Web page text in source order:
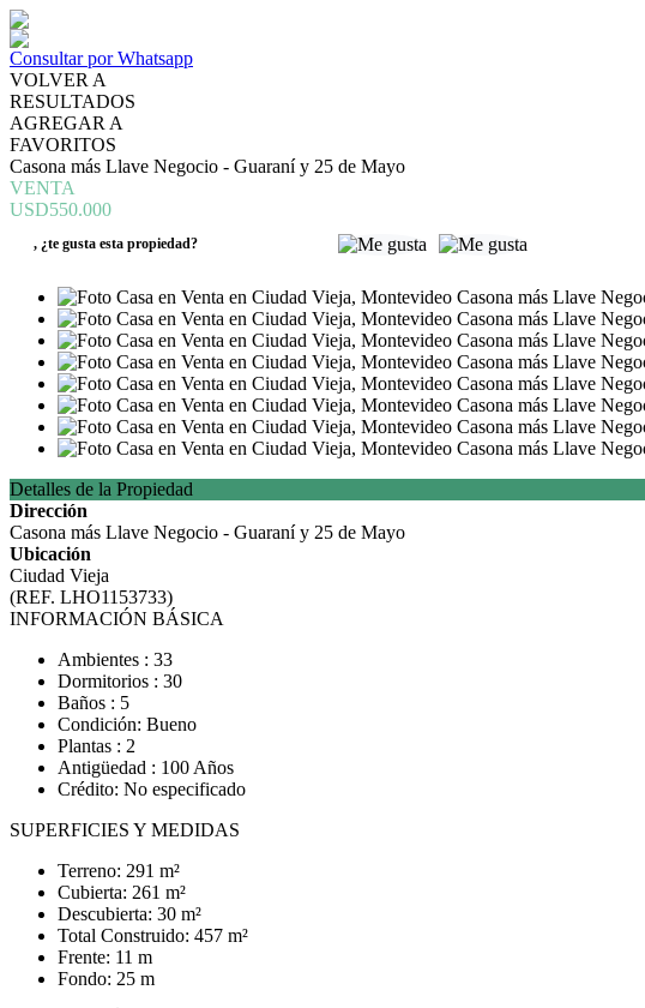
Consultar por Whatsapp
VOLVER A
RESULTADOS
AGREGAR A
FAVORITOS
Casona más Llave Negocio - Guaraní y 25 de Mayo
VENTA
USD550.000
, ¿te gusta esta propiedad?
Detalles de la Propiedad
Dirección
Casona más Llave Negocio - Guaraní y 25 de Mayo
Ubicación
Ciudad Vieja
(REF. LHO1153733)
INFORMACIÓN BÁSICA
Ambientes : 33
Dormitorios : 30
Baños : 5
Condición: Bueno
Plantas : 2
Antigüedad : 100 Años
Crédito: No especificado
SUPERFICIES Y MEDIDAS
Terreno: 291 m²
Cubierta: 261 m²
Descubierta: 30 m²
Total Construido: 457 m²
Frente: 11 m
Fondo: 25 m